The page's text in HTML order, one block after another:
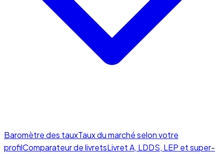
Baromètre des tauxTaux du marché selon votre
profilComparateur de livretsLivret A, LDDS, LEP et super-